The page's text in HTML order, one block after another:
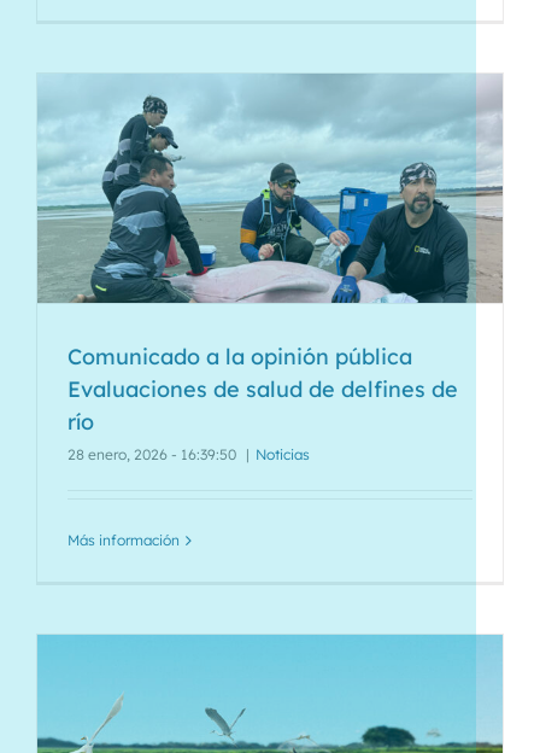
Comunicado a la opinión pública
Evaluaciones de salud de delfines de
río
28 enero, 2026 - 16:39:50 | Noticias
Más información